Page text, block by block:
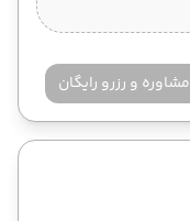
مشاوره و رزرو رایگان